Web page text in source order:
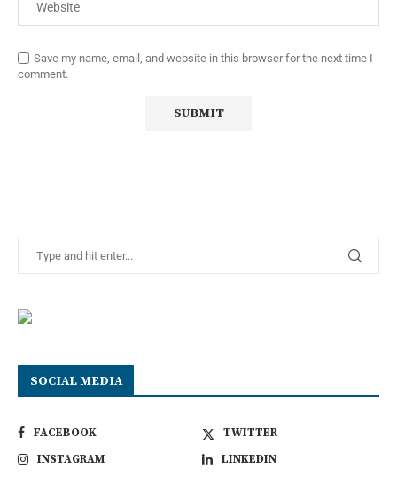
Save my name, email, and website in this browser for the next time I
comment.
SOCIAL MEDIA
FACEBOOK
TWITTER
INSTAGRAM
LINKEDIN